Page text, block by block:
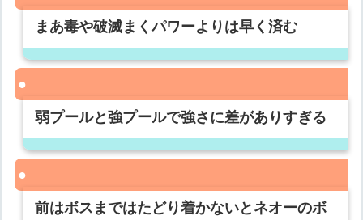
まあ毒や破滅まくパワーよりは早く済む
弱プールと強プールで強さに差がありすぎる
前はボスまではたどり着かないとネオーのボ